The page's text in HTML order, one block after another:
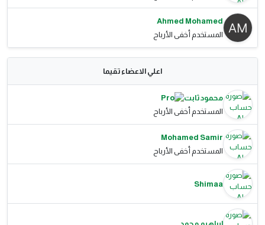
Ahmed Mohamed
المستخدم أخفى الأرباح
اعلي الاعضاء تقيما
محمود ثابت
المستخدم أخفى الأرباح
Mohamed Samir
المستخدم أخفى الأرباح
Shimaa
ابراهيم محمد